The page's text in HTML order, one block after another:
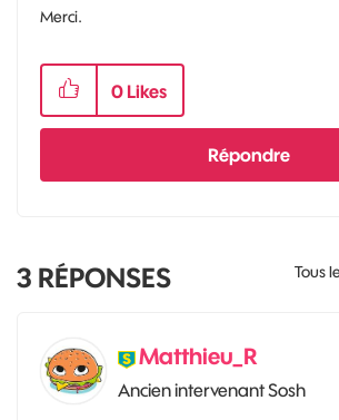
Merci.
0 Likes
Répondre
Tous
3 RÉPONSES
Matthieu_R
Ancien intervenant Sosh